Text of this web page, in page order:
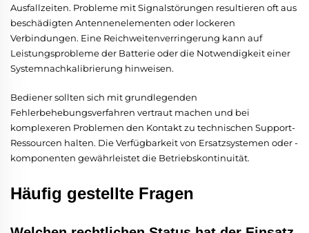
Ausfallzeiten. Probleme mit Signalstörungen resultieren oft aus
beschädigten Antennenelementen oder lockeren
Verbindungen. Eine Reichweitenverringerung kann auf
Leistungsprobleme der Batterie oder die Notwendigkeit einer
Systemnachkalibrierung hinweisen.
Bediener sollten sich mit grundlegenden
Fehlerbehebungsverfahren vertraut machen und bei
komplexeren Problemen den Kontakt zu technischen Support-
Ressourcen halten. Die Verfügbarkeit von Ersatzsystemen oder -
komponenten gewährleistet die Betriebskontinuität.
Häufig gestellte Fragen